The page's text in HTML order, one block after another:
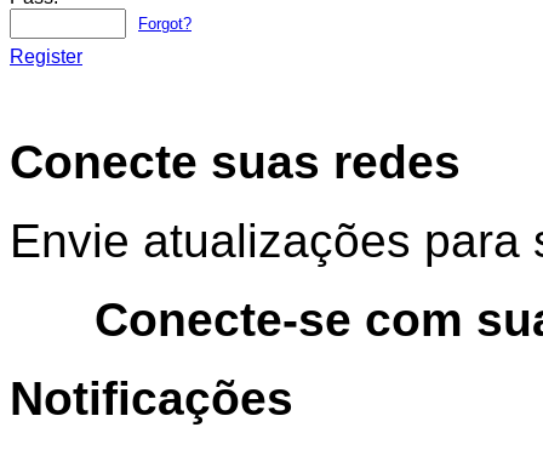
Forgot?
Register
Conecte suas redes
Envie atualizações
Conecte-se com
Notificações